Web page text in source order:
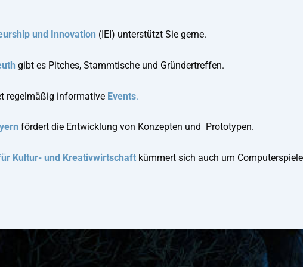
und Innovation (IEI) unterstützt Sie gerne.
gibt es Pitches, Stammtische und Gründertreffen.
regelmäßig informative Events.
fördert die Entwicklung von Konzepten und Prototypen.
Kultur- und Kreativwirtschaft kümmert sich auch um